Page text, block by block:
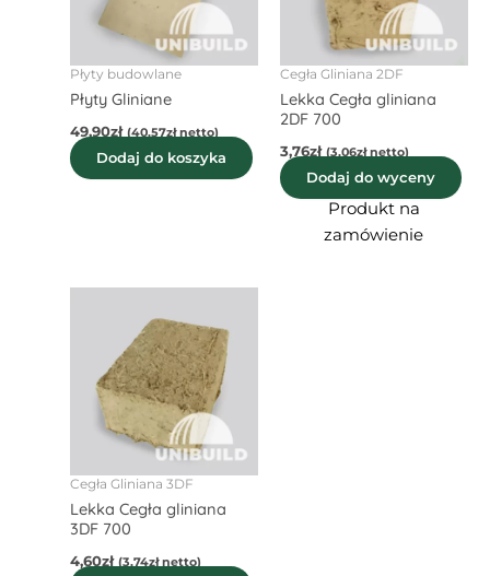
Płyty budowlane
Płyty Gliniane
49,90zł (40,57złnetto)
Dodaj do koszyka
Cegła Gliniana 2DF
Lekka Cegła gliniana
2DF 700
3,76zł (3,06złnetto)
Dodaj do wyceny
Produkt na
zamówienie
Cegła Gliniana 3DF
Lekka Cegła gliniana
3DF 700
4,60zł (3,74złnetto)